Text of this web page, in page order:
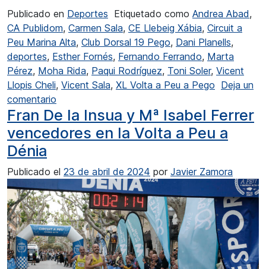
Publicado en Deportes Etiquetado como Andrea Abad,
CA Publidom, Carmen Sala, CE Llebeig Xábia, Circuit a
Peu Marina Alta, Club Dorsal 19 Pego, Dani Planells,
deportes, Esther Fornés, Fernando Ferrando, Marta
Pérez, Moha Rida, Paqui Rodríguez, Toni Soler, Vicent
Llopis Cheli, Vicent Sala, XL Volta a Peu a Pego Deja un
comentario
Fran De la Insua y Mª Isabel Ferrer
vencedores en la Volta a Peu a
Dénia
Publicado el 23 de abril de 2024 por Javier Zamora